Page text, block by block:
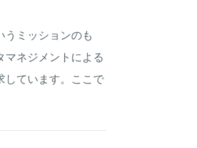
うミッションのも
マネジメントによる
しています。ここで